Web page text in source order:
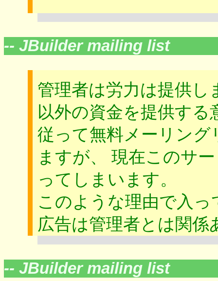
-- JBuilder mailing list
管理者は労力は提供し
以外の資金を提供する
従って無料メーリン
ますが、 現在このサ
ってしまいます。
このような理由で入
広告は管理者とは関
-- JBuilder mailing list